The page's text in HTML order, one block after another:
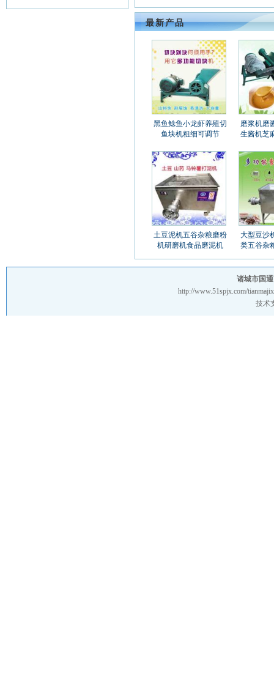
最新产品
黑鱼鲶鱼小龙虾养殖切
鱼块机粗细可调节
磨浆机磨
生酱机芝
土豆泥机五谷杂粮磨粉
机研磨机食品磨泥机
大型豆沙
类五谷杂
诸城市国
http://www.51spjx.com/
技术